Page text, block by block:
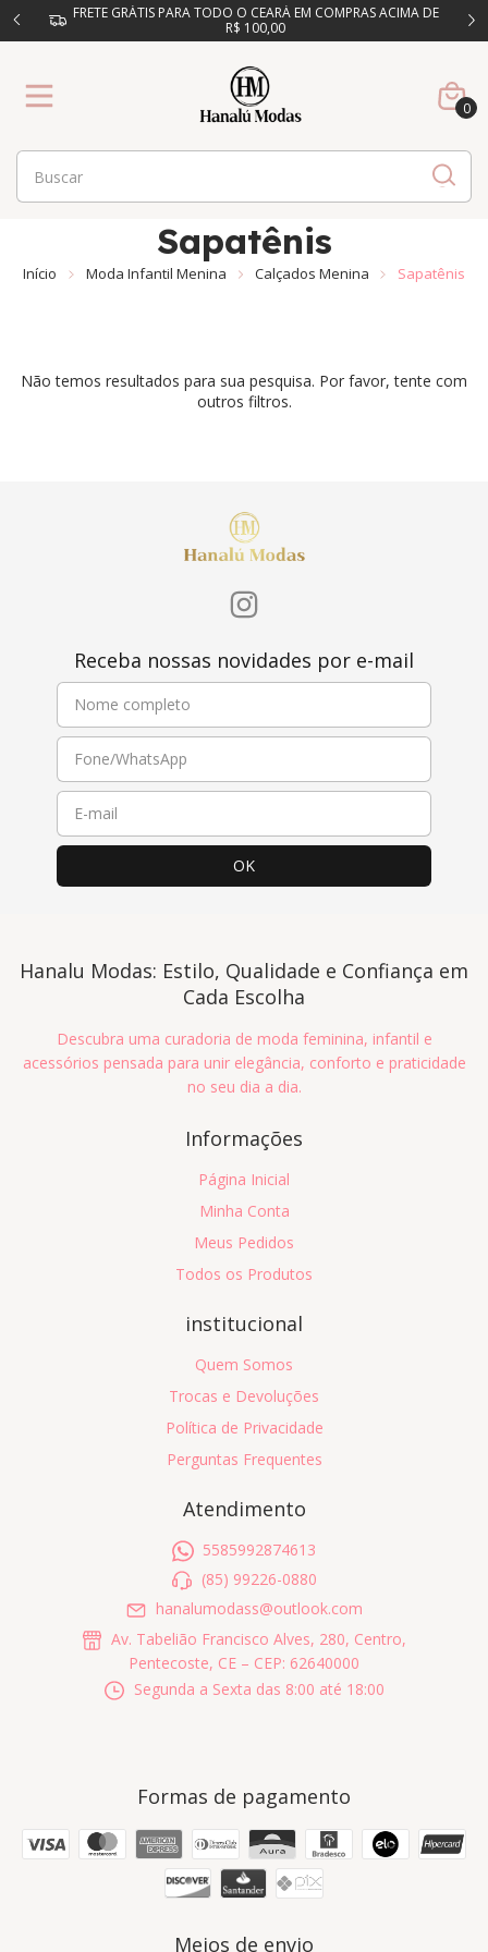
FRETE GRÁTIS PARA TODO O CEARÁ EM COMPRAS ACIMA DE
R$ 100,00
0
Sapatênis
Início Moda Infantil Menina Calçados Menina Sapatênis
Não temos resultados para sua pesquisa. Por favor, tente com
outros filtros.
Receba nossas novidades por e-mail
Hanalu Modas: Estilo, Qualidade e Confiança em
Cada Escolha
Descubra uma curadoria de moda feminina, infantil e
acessórios pensada para unir elegância, conforto e praticidade
no seu dia a dia.
Informações
Página Inicial
Minha Conta
Meus Pedidos
Todos os Produtos
institucional
Quem Somos
Trocas e Devoluções
Política de Privacidade
Perguntas Frequentes
Atendimento
5585992874613
(85) 99226-0880
hanalumodass@outlook.com
Av. Tabelião Francisco Alves, 280, Centro,
Pentecoste, CE – CEP: 62640000
Segunda a Sexta das 8:00 até 18:00
Formas de pagamento
Meios de envio